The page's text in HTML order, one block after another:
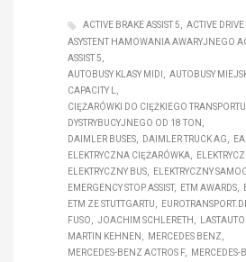
ACTIVE BRAKE ASSIST 5 ACTIVE DRIVE
ASYSTENT HAMOWANIA AWARYJNEGO
ASSIST 5
AUTOBUSY KLASY MIDI
AUTOBUSY
CAPACITY L
CIĘŻARÓWKI DO CIĘŻKIEGO TRANSPORTU
DYSTRYBUCYJNEGO OD 18 TON
DAIMLER BUSES
DAIMLER TRUCK AG
ELEKTRYCZNA CIĘŻARÓWKA
ELEKTRYCZNY BUS
ELEKTRYCZNY
EMERGENCY STOP ASSIST
ETM AWARDS
ETM ZE STUTTGARTU
FUSO
JOACHIM SCHLERETH
MARTIN KEHNEN
MERCEDES BENZ
MERCEDES-BENZ ACTROS F
MERCEDES-